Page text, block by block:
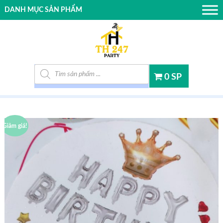
Tìm kiếm sản phẩm
0 SP
DANH MỤC SẢN PHẨM
Giảm giá!